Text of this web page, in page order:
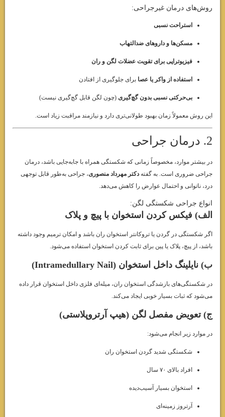
روش‌های درمان غیرجراحی:
استراحت نسبی
مسکن‌ها و داروهای ضدالتهاب
فیزیوتراپی برای تقویت عضلات لگن و ران
استفاده از واکر یا عصابرای جلوگیری از افتادن
بی‌حرکتی نسبی بدون گچ‌گیری(چون لگن قابل گچ‌گیری نیست)
این روش معمولاً زمان بهبود طولانی‌تری دارد و نیازمند مراقبت زیاد است.
2. درمان جراحی
در بیشتر موارد، مخصوصاً زمانی که شکستگی همراه با جابه‌جایی باشد، درمان
جراحی ضروری است. به گفتهدکتر مهرداد منصوری، جراحی به‌طور قابل توجهی
درد، ناتوانی و احتمال عوارض را کاهش می‌دهد.
انواع جراحی شکستگی لگن:
الف) فیکس کردن استخوان با پیچ و پلاک
اگر شکستگی در گردن یا تروکانتر استخوان ران باشد و امکان ترمیم وجود داشته
باشد، از پیچ، پلاک یا پین برای ثابت کردن استخوان استفاده می‌شود.
ب) نایلینگ داخل استخوان (Intramedullary Nail)
در شکستگی‌های بازشدگی استخوان ران، میله‌ای فلزی داخل استخوان قرار داده
می‌شود که ثبات بسیار خوبی ایجاد می‌کند.
ج) تعویض مفصل لگن (هیپ آرتروپلاستی)
در موارد زیر انجام می‌شود:
شکستگی شدید گردن استخوان ران
افراد بالای ۷۰ سال
استخوان بسیار آسیب‌دیده
آرتروز زمینه‌ای